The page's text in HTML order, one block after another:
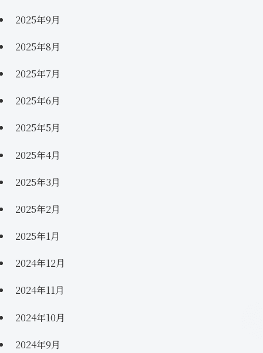
2025年9月
2025年8月
2025年7月
2025年6月
2025年5月
2025年4月
2025年3月
2025年2月
2025年1月
2024年12月
2024年11月
2024年10月
2024年9月